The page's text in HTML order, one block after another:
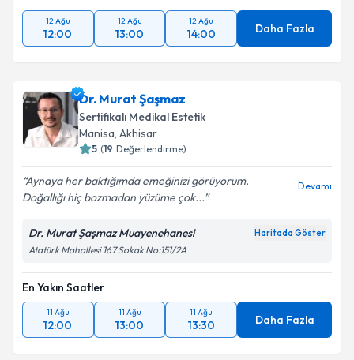
12 Ağu
12:00
12 Ağu
13:00
12 Ağu
14:00 Daha Fazla
Dr. Murat Şaşmaz
Sertifikalı Medikal Estetik
Manisa, Akhisar
5 (19 Değerlendirme)
Aynaya her baktığımda emeğinizi görüyorum.
Doğallığı hiç bozmadan yüzüme çok...
Devamı
Dr. Murat Şaşmaz Muayenehanesi Haritada Göster
Atatürk Mahallesi 167 Sokak No:151/2A
En Yakın Saatler
11 Ağu
12:00
11 Ağu
13:00
11 Ağu
13:30 Daha Fazla